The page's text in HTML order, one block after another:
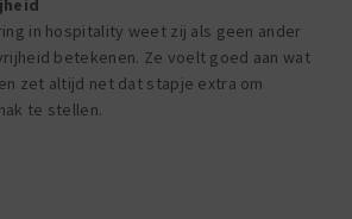
in hospitality weet zij als geen ander
betekenen. Ze voelt goed aan wat
zet altijd net dat stapje extra om
te stellen.